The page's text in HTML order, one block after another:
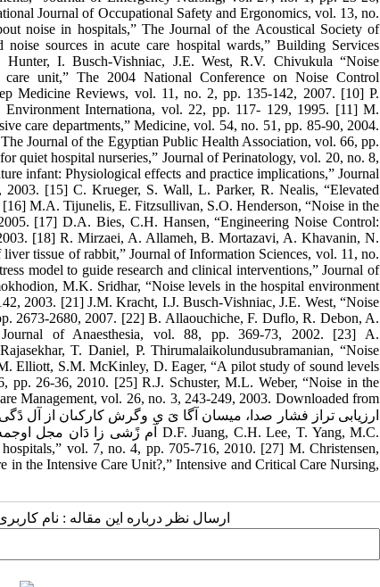
Journal of Occupational Safety and Ergonomics, vol. 13, no.
noise in hospitals,” The Journal of the Acoustical Society of
sources in acute care hospital wards,” Building Services
I. Busch-Vishniac, J.E. West, R.V. Chivukula “Noise
unit,” The 2004 National Conference on Noise Control
Medicine Reviews, vol. 11, no. 2, pp. 135-142, 2007. [10] P.
Environment Internationa, vol. 22, pp. 117- 129, 1995. [11] M.
care departments,” Medicine, vol. 54, no. 51, pp. 85-90, 2004.
Journal of the Egyptian Public Health Association, vol. 66, pp.
quiet hospital nurseries,” Journal of Perinatology, vol. 20, no. 8,
infant: Physiological effects and practice implications,” Journal
[15] C. Krueger, S. Wall, L. Parker, R. Nealis, “Elevated
M.A. Tijunelis, E. Fitzsullivan, S.O. Henderson, “Noise in the
[17] D.A. Bies, C.H. Hansen, “Engineering Noise Control:
[18] R. Mirzaei, A. Allameh, B. Mortazavi, A. Khavanin, N.
tissue of rabbit,” Journal of Information Sciences, vol. 11, no.
model to guide research and clinical interventions,” Journal of
M.K. Sridhar, “Noise levels in the hospital environment
2003. [21] J.M. Kracht, I.J. Busch-Vishniac, J.E. West, “Noise
2673-2680, 2007. [22] B. Allaouchiche, F. Duflo, R. Debon, A.
of Anaesthesia, vol. 88, pp. 369-73, 2002. [23] A.
T. Daniel, P. Thirumalaikolundusubramanian, “Noise
Elliott, S.M. McKinley, D. Eager, “A pilot study of sound levels
pp. 26-36, 2010. [25] R.J. Schuster, M.L. Weber, “Noise in the
Management, vol. 26, no. 3, 243-249, 2003. Downloaded from
vol. 7, no. 4, pp. 705-716, 2010. [27] M. Christensen,
in the Intensive Care Unit?,” Intensive and Critical Care Nursing,
ارسال نظر درباره این مقاله : نام